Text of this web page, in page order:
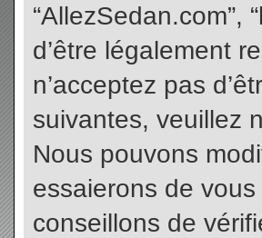
“AllezSedan.com”,
d’être légalement
n’acceptez pas
suivantes, veuillez
Nous pouvons
essaierons de
conseillons de